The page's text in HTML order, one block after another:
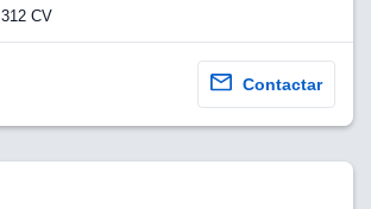
312 CV
Contactar